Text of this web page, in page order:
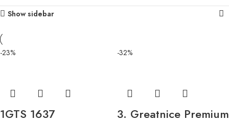
Show sidebar
-23%
1GTS 1637
-32%
3. Greatnice Premium